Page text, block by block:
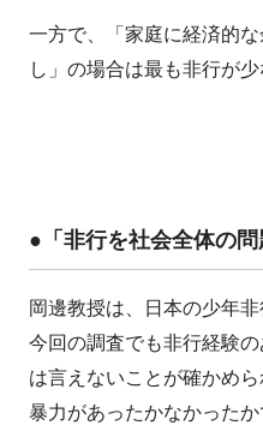
一方で、「家庭に経済的
し」の場合は最も非行が少
●「非行を社会全体の問
岡邊教授は、日本の少年
今回の調査でも非行経験
は言えないことが確かめ
暴力があったかなかった